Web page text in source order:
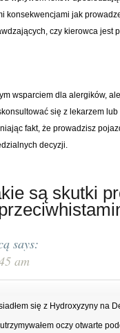
konsekwencjami jak
czy kierowca jest
wsparciem dla alergików,
się z lekarzem
fakt, że prowadzisz
decyzji.
są skutki
says:
am
się z Hydroxyzyny na
oczy otwarte